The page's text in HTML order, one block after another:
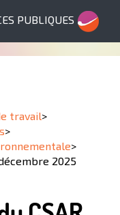
PUBLIQUES
travail>
>
>
2025